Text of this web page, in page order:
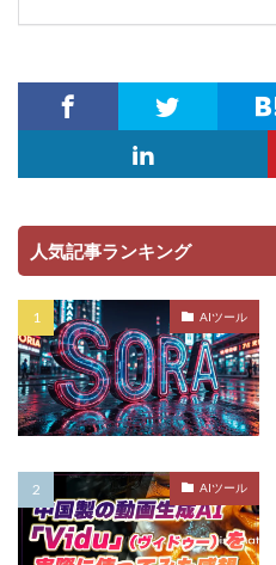
人気記事ランキング
AIツール
AIツール